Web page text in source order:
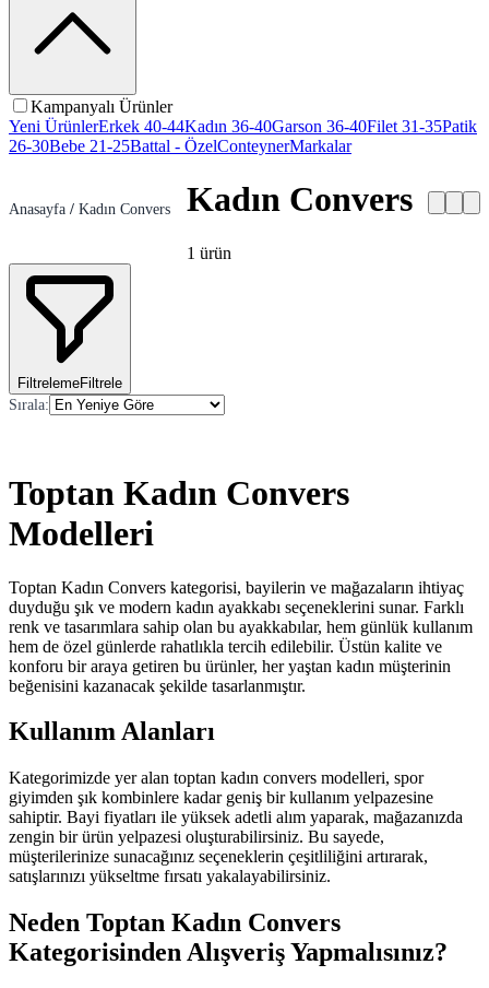
Kampanyalı Ürünler
Yeni ÜrünlerErkek 40-44Kadın 36-40Garson 36-40Filet 31-35Patik
26-30Bebe 21-25Battal - ÖzelConteynerMarkalar
Anasayfa / Kadın Convers Kadın Convers
1 ürün
FiltrelemeFiltrele
Sırala:
Toptan Kadın Convers
Modelleri
Toptan Kadın Convers kategorisi, bayilerin ve mağazaların ihtiyaç
duyduğu şık ve modern kadın ayakkabı seçeneklerini sunar. Farklı
renk ve tasarımlara sahip olan bu ayakkabılar, hem günlük kullanım
hem de özel günlerde rahatlıkla tercih edilebilir. Üstün kalite ve
konforu bir araya getiren bu ürünler, her yaştan kadın müşterinin
beğenisini kazanacak şekilde tasarlanmıştır.
Kullanım Alanları
Kategorimizde yer alan toptan kadın convers modelleri, spor
giyimden şık kombinlere kadar geniş bir kullanım yelpazesine
sahiptir. Bayi fiyatları ile yüksek adetli alım yaparak, mağazanızda
zengin bir ürün yelpazesi oluşturabilirsiniz. Bu sayede,
müşterilerinize sunacağınız seçeneklerin çeşitliliğini artırarak,
satışlarınızı yükseltme fırsatı yakalayabilirsiniz.
Neden Toptan Kadın Convers
Kategorisinden Alışveriş Yapmalısınız?